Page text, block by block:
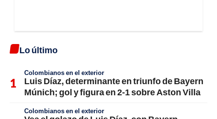
Lo último
Colombianos en el exterior
Luis Díaz, determinante en triunfo de Bayern
Múnich; gol y figura en 2-1 sobre Aston Villa
Colombianos en el exterior